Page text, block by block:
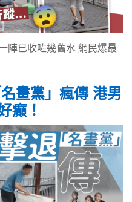
陣已收咗幾舊水 網民爆最
畫黨」瘋傳 港男
癲！